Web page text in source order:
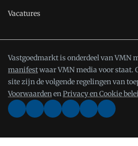
Vacatures
Vastgoedmarkt is onderdeel van VMN
manifestwaar VMN media voor staat.
site zijn de volgende regelingen van
VoorwaardenenPrivacy en Cookie